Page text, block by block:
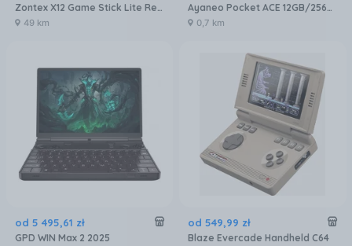
Zontex X12 Game Stick Lite RetroTV 2.4 +2 pady
49 km
Ayaneo Pocket ACE 12GB/256GB Czarny
0,7 km
od 5 495,61 zł
GPD WIN Max 2 2025
od 549,99 zł
Blaze Evercade Handheld C64